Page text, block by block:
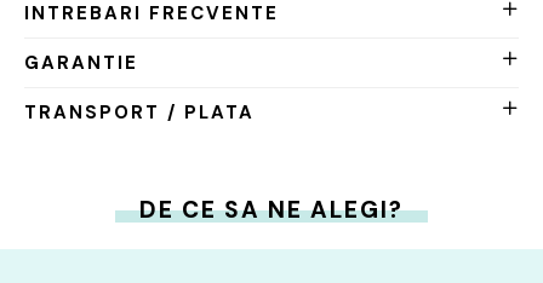
INTREBARI FRECVENTE
GARANTIE
TRANSPORT / PLATA
DE CE SA NE ALEGI?